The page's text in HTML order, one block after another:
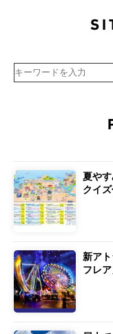
夏や
クイ
新ア
フレ